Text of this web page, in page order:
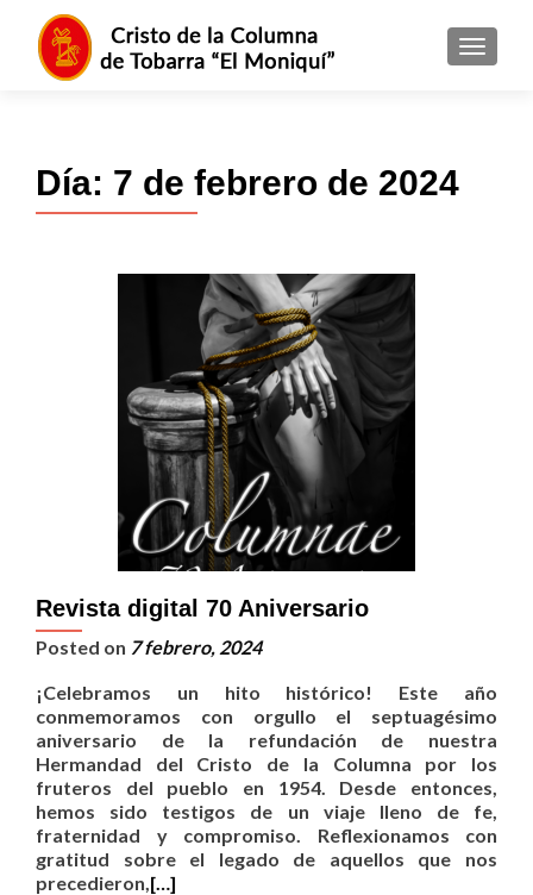
MENU
Día: 7 de febrero de 2024
Revista digital 70 Aniversario
Posted on 7 febrero, 2024
¡Celebramos un hito histórico! Este año
conmemoramos con orgullo el septuagésimo
aniversario de la refundación de nuestra
Hermandad del Cristo de la Columna por los
fruteros del pueblo en 1954. Desde entonces,
hemos sido testigos de un viaje lleno de fe,
fraternidad y compromiso. Reflexionamos con
gratitud sobre el legado de aquellos que nos
precedieron,[…]